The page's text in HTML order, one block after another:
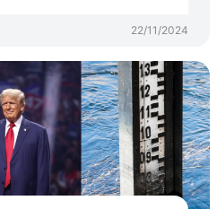
22/11/2024